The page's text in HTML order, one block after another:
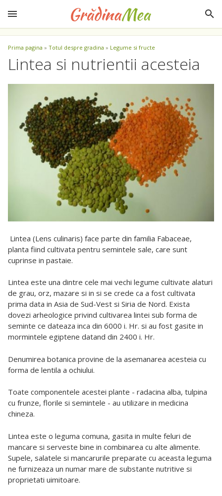
Prima pagina » Totul despre gradina » Legume si fructe
Lintea si nutrientii acesteia
Lintea (Lens culinaris) face parte din familia Fabaceae,
planta fiind cultivata pentru semintele sale, care sunt
cuprinse in pastaie.
Lintea este una dintre cele mai vechi legume cultivate alaturi
de grau, orz, mazare si in si se crede ca a fost cultivata
prima data in Asia de Sud-Vest si Siria de Nord. Exista
dovezi arheologice privind cultivarea lintei sub forma de
seminte ce dateaza inca din 6000 i. Hr. si au fost gasite in
mormintele egiptene datand din 2400 i. Hr.
Denumirea botanica provine de la asemanarea acesteia cu
forma de lentila a ochiului.
Toate componentele acestei plante - radacina alba, tulpina
cu frunze, florile si semintele - au utilizare in medicina
chineza.
Lintea este o leguma comuna, gasita in multe feluri de
mancare si serveste bine in combinarea cu alte alimente.
Supele, salatele si mancarurile preparate cu aceasta leguma
ne furnizeaza un numar mare de substante nutritive si
proprietati uimitoare.